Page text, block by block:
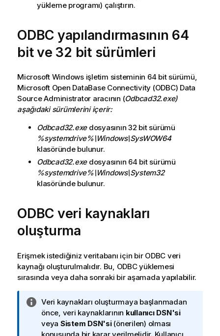
yükleme programı) çalıştırın.
ODBC yapılandırmasının 64
bit ve 32 bit sürümleri
Microsoft Windowsişletim sisteminin 64 bit sürümü,
Microsoft Open DataBase Connectivity (ODBC) Data
Source Administrator aracının (Odbcad32.exe)
aşağıdaki sürümlerini içerir:
Odbcad32.exedosyasının 32 bit sürümü
%systemdrive%\Windows\SysWOW64
klasöründe bulunur.
Odbcad32.exedosyasının 64 bit sürümü
%systemdrive%\Windows\System32
klasöründe bulunur.
ODBC veri kaynakları
oluşturma
Erişmek istediğiniz veritabanı için bir ODBC veri
kaynağı oluşturulmalıdır. Bu, ODBCyüklemesi
sırasında veya daha sonraki bir aşamada yapılabilir.
B
i
l
Veri kaynakları oluşturmaya başlanmadan
önce, veri kaynaklarının kullanıcı DSN'si
veya Sistem DSN'si(önerilen) olması